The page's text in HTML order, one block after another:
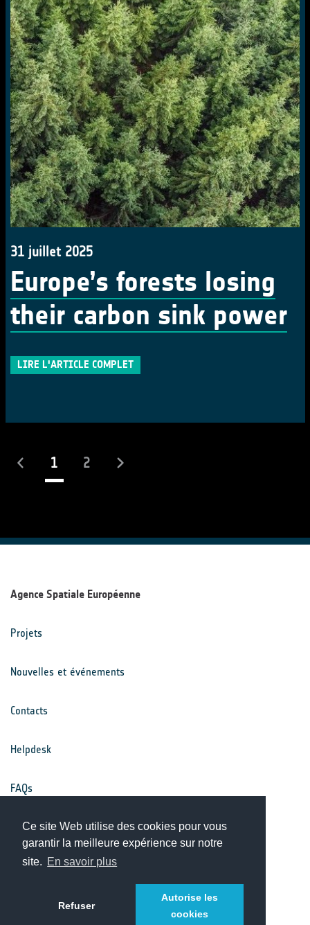
Ce site Web utilise des cookies pour vous
garantir la meilleure expérience sur notre
site. En savoir plus
Refuser
Autorise les
cookies
31 juillet 2025
Europe’s forests losing
their carbon sink power
LIRE L'ARTICLE COMPLET
1(actuel)
2
Agence Spatiale Européenne
Projets
Nouvelles et événements
Contacts
Helpdesk
FAQs
Conditions générales
Avis de confidentialité